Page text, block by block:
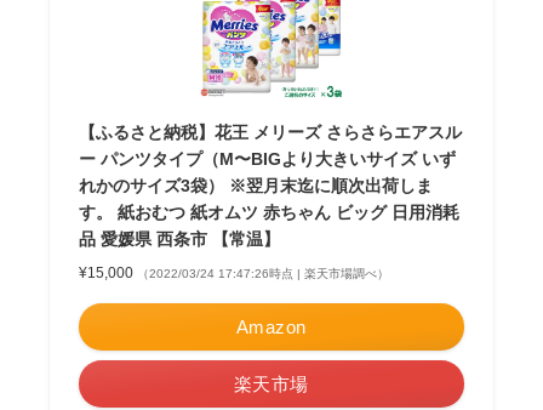
【ふるさと納税】花王 メリーズ さらさらエアスル
ー パンツタイプ（M〜BIGより大きいサイズ いず
れかのサイズ3袋） ※翌月末迄に順次出荷しま
す。 紙おむつ 紙オムツ 赤ちゃん ビッグ 日用消耗
品 愛媛県 西条市 【常温】
¥15,000 （2022/03/24 17:47:26時点 | 楽天市場調べ）
Amazon
楽天市場